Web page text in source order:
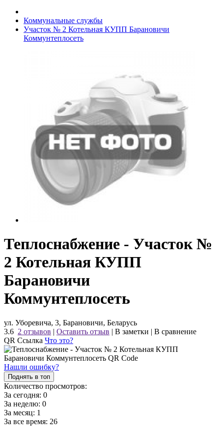
Коммунальные службы
Участок № 2 Котельная КУПП Барановичи
Коммунтеплосеть
Теплоснабжение - Участок №
2 Котельная КУПП
Барановичи
Коммунтеплосеть
ул. Уборевича, 3, Барановичи, Беларусь
3.6 2 отзывов | Оставить отзыв | В заметки | В сравнение
QR Ссылка Что это?
Нашли ошибку?
Поднять в топ
Количество просмотров:
За сегодня: 0
За неделю: 0
За месяц: 1
За все время: 26